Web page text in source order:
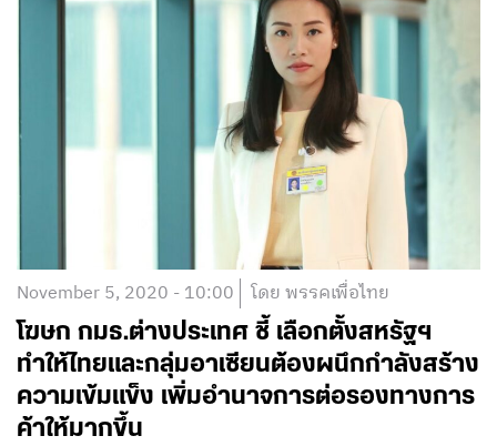
November 5, 2020 - 10:00 โดย พรรคเพื่อไทย
โฆษก กมธ.ต่างประเทศ ชี้ เลือกตั้งสหรัฐฯ
ทำให้ไทยและกลุ่มอาเซียนต้องผนึกกำลังสร้าง
ความเข้มแข็ง เพิ่มอำนาจการต่อรองทางการ
ค้าให้มากขึ้น